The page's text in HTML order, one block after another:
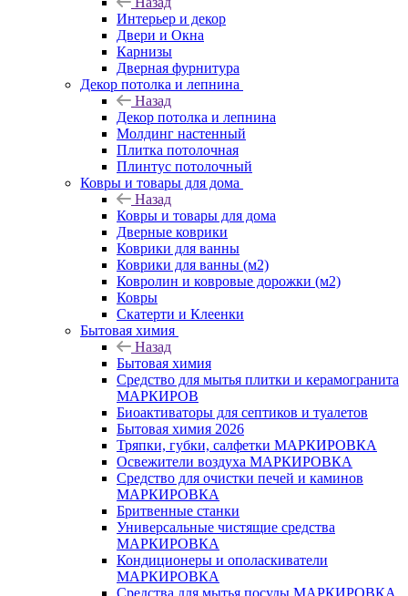
Интерьер и декор
Двери и Окна
Карнизы
Дверная фурнитура
Декор потолка и лепнина
Назад
Декор потолка и лепнина
Молдинг настенный
Плитка потолочная
Плинтус потолочный
Ковры и товары для дома
Назад
Ковры и товары для дома
Дверные коврики
Коврики для ванны
Коврики для ванны (м2)
Ковролин и ковровые дорожки (м2)
Ковры
Скатерти и Клеенки
Бытовая химия
Назад
Бытовая химия
Средство для мытья плитки и керамогранита
МАРКИРОВ
Биоактиваторы для септиков и туалетов
Бытовая химия 2026
Тряпки, губки, салфетки МАРКИРОВКА
Освежители воздуха МАРКИРОВКА
Средство для очистки печей и каминов
МАРКИРОВКА
Бритвенные станки
Универсальные чистящие средства
МАРКИРОВКА
Кондиционеры и ополаскиватели
МАРКИРОВКА
Средства для мытья посуды МАРКИРОВКА